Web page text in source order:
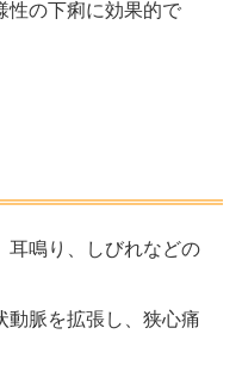
性の下痢に効果的で
耳鳴り、しびれなどの
動脈を拡張し、狭心痛